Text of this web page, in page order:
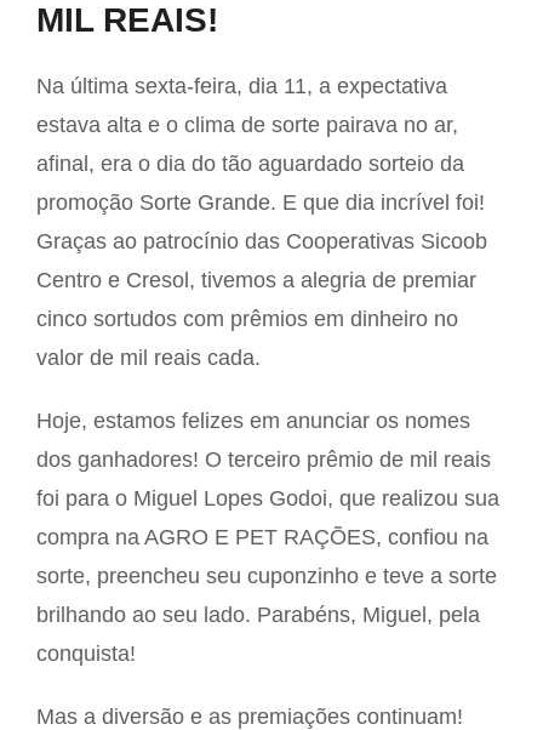
MIL REAIS!
Na última sexta-feira, dia 11, a expectativa
estava alta e o clima de sorte pairava no ar,
afinal, era o dia do tão aguardado sorteio da
promoção Sorte Grande. E que dia incrível foi!
Graças ao patrocínio das Cooperativas Sicoob
Centro e Cresol, tivemos a alegria de premiar
cinco sortudos com prêmios em dinheiro no
valor de mil reais cada.
Hoje, estamos felizes em anunciar os nomes
dos ganhadores! O terceiro prêmio de mil reais
foi para o Miguel Lopes Godoi, que realizou sua
compra na AGRO E PET RAÇÕES, confiou na
sorte, preencheu seu cuponzinho e teve a sorte
brilhando ao seu lado. Parabéns, Miguel, pela
conquista!
Mas a diversão e as premiações continuam!